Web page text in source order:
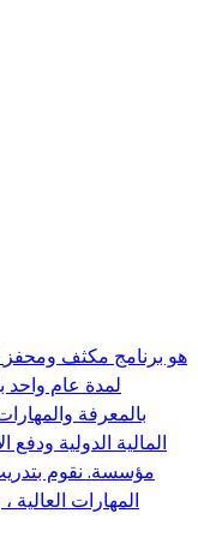
لمدة عام واحد
بالمعرفة
المالية الدولية
مؤسسة. نقوم
المهارات